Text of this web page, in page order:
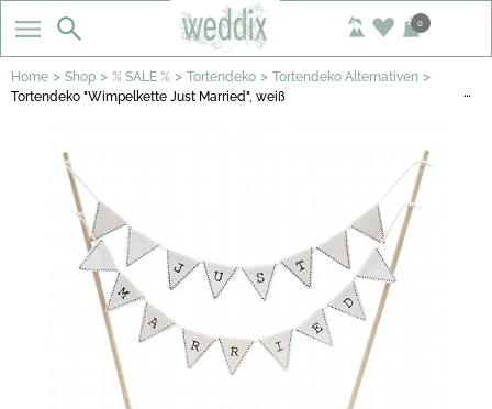
0
Home > Shop > % SALE % > Tortendeko > Tortendeko Alternativen >
Tortendeko "Wimpelkette Just Married", weiß …